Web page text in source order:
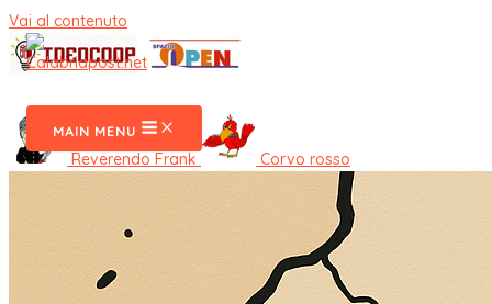
Vai al contenuto
MAIN MENU
Reverendo Frank Corvo rosso